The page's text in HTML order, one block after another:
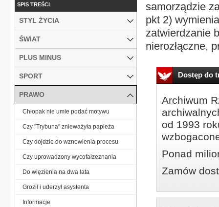
samorządzie
pkt 2)
zatwierdzanie
nierozłączne,
Dostęp do
Archiwum
od 1993
Ponad
Zamów
SPIS TREŚCI
STYL ŻYCIA
ŚWIAT
PLUS MINUS
SPORT
PRAWO
Chłopak nie umie podać motywu
Czy "Trybuna" znieważyła papieża
Czy dojdzie do wznowienia procesu
Czy uprowadzony wycofałzeznania
Do więzienia na dwa lata
Groził i uderzył asystenta
Informacje